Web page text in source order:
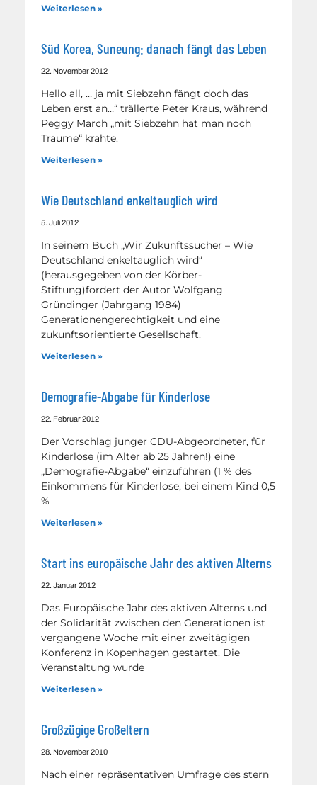
Weiterlesen »
Süd Korea, Suneung: danach fängt das Leben
22. November 2012
Hello all, … ja mit Siebzehn fängt doch das
Leben erst an…“ trällerte Peter Kraus, während
Peggy March „mit Siebzehn hat man noch
Träume“ krähte.
Weiterlesen »
Wie Deutschland enkeltauglich wird
5. Juli 2012
In seinem Buch „Wir Zukunftssucher – Wie
Deutschland enkeltauglich wird“
(herausgegeben von der Körber-
Stiftung)fordert der Autor Wolfgang
Gründinger (Jahrgang 1984)
Generationengerechtigkeit und eine
zukunftsorientierte Gesellschaft.
Weiterlesen »
Demografie-Abgabe für Kinderlose
22. Februar 2012
Der Vorschlag junger CDU-Abgeordneter, für
Kinderlose (im Alter ab 25 Jahren!) eine
„Demografie-Abgabe“ einzuführen (1 % des
Einkommens für Kinderlose, bei einem Kind 0,5
%
Weiterlesen »
Start ins europäische Jahr des aktiven Alterns
22. Januar 2012
Das Europäische Jahr des aktiven Alterns und
der Solidarität zwischen den Generationen ist
vergangene Woche mit einer zweitägigen
Konferenz in Kopenhagen gestartet. Die
Veranstaltung wurde
Weiterlesen »
Großzügige Großeltern
28. November 2010
Nach einer repräsentativen Umfrage des stern